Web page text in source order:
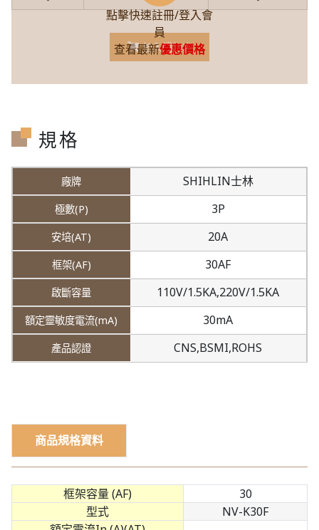
點擊快速註冊/登入會
員
查看最新優惠價格
加入購物車
規格
SHIHLIN士林
3P
20A
30AF
110V/1.5KA,220V/1.5KA
30mA
CNS,BSMI,ROHS
商品規格資料
框架容量 (AF)
30
型式
NV-K30F